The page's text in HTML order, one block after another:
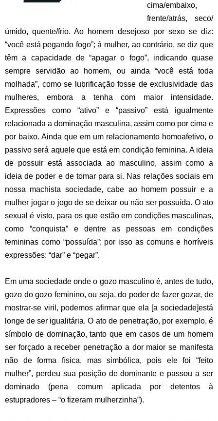
cima/embaixo,
frente/atrás, seco/
úmido, quente/frio. Ao homem desejoso por sexo se diz:
“você está pegando fogo”; à mulher, ao contrário, se diz que
têm a capacidade de “apagar o fogo”, indicando quase
sempre servidão ao homem, ou ainda “você está toda
molhada”, como se lubrificação fosse de exclusividade das
mulheres, embora a tenha com maior intensidade.
Expressões como “ativo” e “passivo” está igualmente
relacionada a dominação masculina, assim como por cima e
por baixo. Ainda que em um relacionamento homoafetivo, o
passivo será aquele que está em condição feminina. A ideia
de possuir está associada ao masculino, assim como a
ideia de poder e de tomar para si. Nas relações sociais em
nossa machista sociedade, cabe ao homem possuir e a
mulher jogar o jogo de se deixar ou não ser possuída. O ato
sexual é visto, para os que estão em condições masculinas,
como “conquista” e dentre as pessoas em condições
femininas como “possuída”; por isso as comuns e horríveis
expressões: “dar” e “pegar”.
Em uma sociedade onde o gozo masculino é, antes de tudo,
gozo do gozo feminino, ou seja, do poder de fazer gozar, de
mostrar-se viril, podemos afirmar que ela [a sociedade]está
longe de ser igualitária. O ato de penetração, por exemplo, é
símbolo de dominação, tanto que em casos de um homem
ser forçado a receber penetração a dor maior se manifesta
não de forma física, mas simbólica, pois ele foi “feito
mulher”, perdeu sua posição de dominante e passou a ser
dominado (pena comum aplicada por detentos à
estupradores – “o fizeram mulherzinha”).